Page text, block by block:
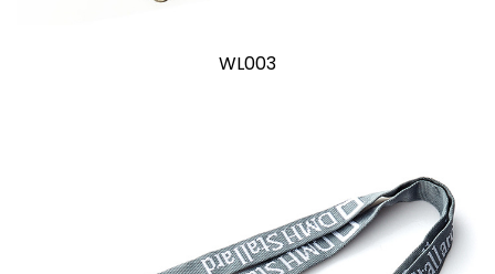
WL003